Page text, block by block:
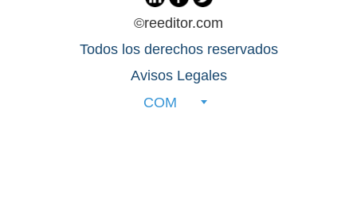
©reeditor.com
Todos los derechos reservados
Avisos Legales